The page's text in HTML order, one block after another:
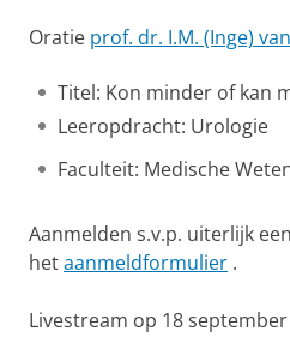
Oratie prof. dr. I.M. (Inge)
Titel: Kon minder of kan
Leeropdracht: Urologie
Faculteit: Medische
Aanmelden s.v.p. uiterlijk
hetaanmeldformulier .
Livestream op 18 september